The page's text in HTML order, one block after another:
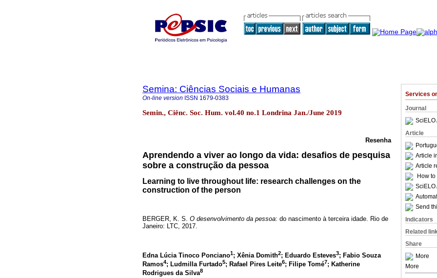
Services
Journal
SciELO
Article
Article
Article
How
SciELO
Send
Indicators
Related
Share
More
More
Semina: Ciências Sociais e Humanas
On-line version ISSN 1679-0383
Semin., Ciênc. Soc. Hum. vol.40 no.1 Londrina Jan./June 2019
Resenha
Aprendendo a viver ao longo da vida: desafios de pesquisa
sobre a construção da pessoa
Learning to live throughout life: research challenges on the
construction of the person
BERGER, K. S. O desenvolvimento da pessoa: do nascimento à terceira idade. Rio de
Janeiro: LTC, 2017.
Edna Lúcia Tinoco Ponciano1 ; Xênia Domith2; Eduardo Esteves3; Fabio Souza
Ramos4; Ludmilla Furtado5; Rafael Pires Leite6; Filipe Tomé7; Katherine
Rodrigues da Silva8